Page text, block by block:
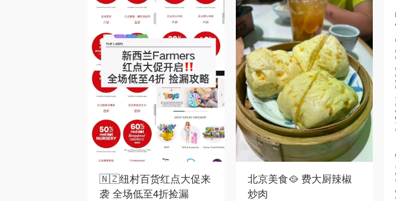
🇳🇿纽村百货红点大促来
袭 全场低至4折捡漏
北京美食🥘 费大厨辣椒
炒肉